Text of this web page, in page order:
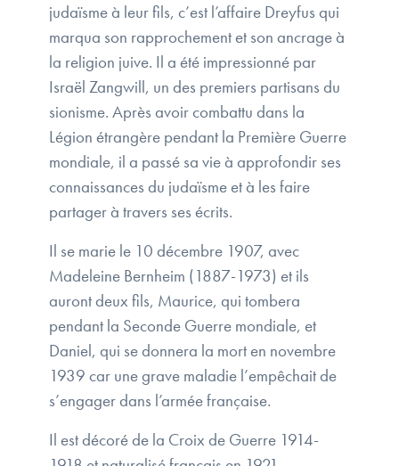
judaïsme à leur fils, c’est l’affaire Dreyfus qui
marqua son rapprochement et son ancrage à
la religion juive. Il a été impressionné par
Israël Zangwill, un des premiers partisans du
sionisme. Après avoir combattu dans la
Légion étrangère pendant la Première Guerre
mondiale, il a passé sa vie à approfondir ses
connaissances du judaïsme et à les faire
partager à travers ses écrits.
Il se marie le 10 décembre 1907, avec
Madeleine Bernheim (1887-1973) et ils
auront deux fils, Maurice, qui tombera
pendant la Seconde Guerre mondiale, et
Daniel, qui se donnera la mort en novembre
1939 car une grave maladie l’empêchait de
s’engager dans l’armée française.
Il est décoré de la Croix de Guerre 1914-